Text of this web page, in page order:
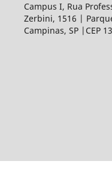
Campus I, Rua
Zerbini, 1516 |
Campinas, SP |CEP